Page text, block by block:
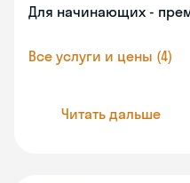
Для начинающих -
Все услуги и цены (4)
Читать дальше